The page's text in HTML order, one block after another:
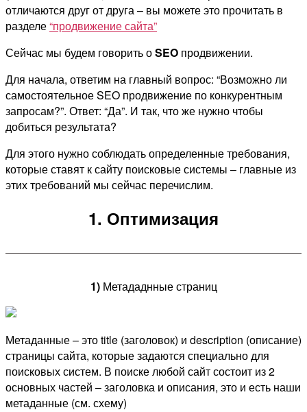
отличаются друг от друга – вы можете это прочитать в
разделе“продвижение сайта”
Сейчас мы будем говорить оSEO продвижении.
Для начала, ответим на главный вопрос: “Возможно ли
самостоятельное SEO продвижение по конкурентным
запросам?”. Ответ: “Да”. И так, что же нужно чтобы
добиться результата?
Для этого нужно соблюдать определенные требования,
которые ставят к сайту поисковые системы – главные из
этих требований мы сейчас перечислим.
1. Оптимизация
1) Метададнные страниц
Метаданные – это title (заголовок) и description (описание)
страницы сайта, которые задаются специально для
поисковых систем. В поиске любой сайт состоит из 2
основных частей – заголовка и описания, это и есть наши
метаданные (см. схему)